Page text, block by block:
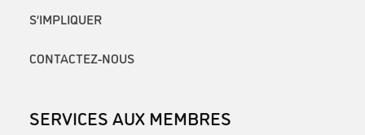
S’IMPLIQUER
CONTACTEZ-NOUS
SERVICES AUX MEMBRES